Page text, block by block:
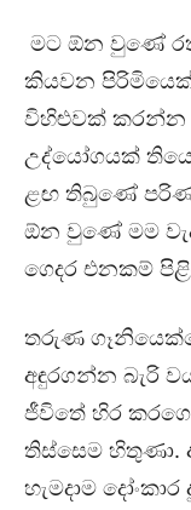
මට ඕන වුණේ
කියවන
විහිළුවක් කරන්න
උද්යෝගයක්
ළඟ තිබුණේ
ඕන වුණේ මම
ගෙදර එනකම්
තරුණ
අඳුරගන්න බැරි
ජීවිතේ හිර
තිස්සෙම හිතුණා.
හැමදාම